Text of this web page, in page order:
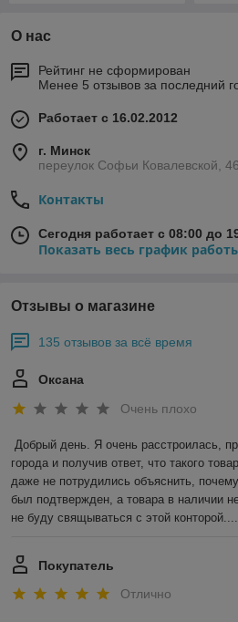
О нас
Рейтинг не сформирован
Менее 5 отзывов за последний
Работает с 16.02.2012
г. Минск
переулок Софьи Ковалевской,
Контакты
Сегодня работает с 08:00 до
Показать весь график
Отзывы о магазине
135 отзывов за всё время
Оксана
Очень плохо
Добрый день. Я очень расстроилась,
города и получив ответ, что такого
даже не потрудились объяснить,
был подтвержден, а товара в наличии
не буду свящываться с этой конторой....
Покупатель
Отлично